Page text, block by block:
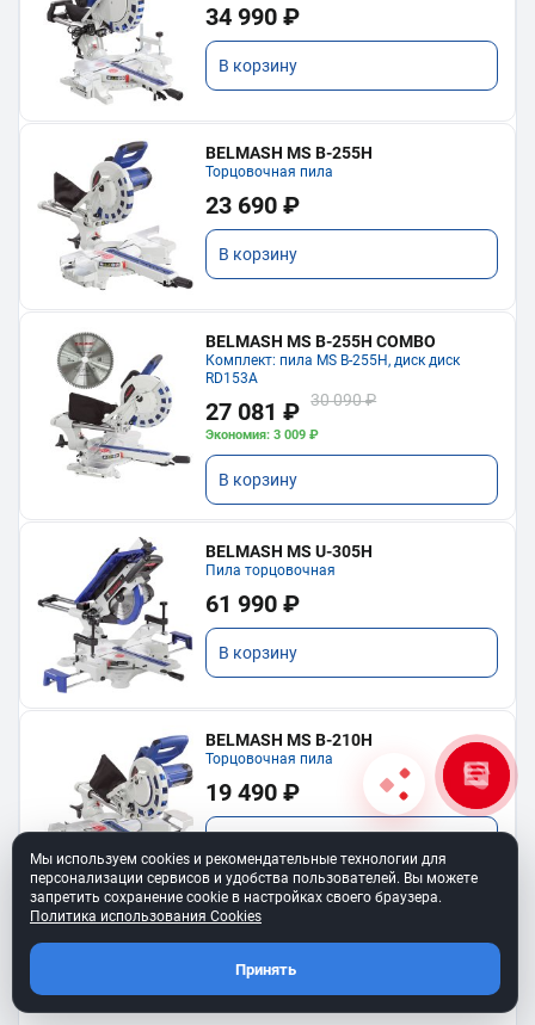
34 990 ₽
В корзину
BELMASH MS B-255H
Торцовочная пила
23 690 ₽
В корзину
BELMASH MS B-255H COMBO
Комплект: пила MS B-255H, диск диск
RD153A
27 081 ₽ 30 090 ₽
Экономия: 3 009 ₽
В корзину
BELMASH MS U-305H
Пила торцовочная
61 990 ₽
В корзину
BELMASH MS B-210H
Торцовочная пила
19 490 ₽
Мы используем cookies и рекомендательные технологии для
персонализации сервисов и удобства пользователей. Вы можете
запретить сохранение cookie в настройках своего браузера.
Политика использования Cookies
Принять